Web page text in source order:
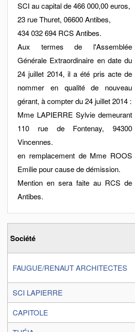
SCI au capital de 466 000,00 euros,
23 rue Thuret, 06600 Antibes,
434 032 694 RCS Antibes.
Aux termes de l'Assemblée
Générale Extraordinaire en date du
24 juillet 2014, il a été pris acte de
nommer en qualité de nouveau
gérant, à compter du 24 juillet 2014 :
Mme LAPIERRE Sylvie demeurant
110 rue de Fontenay, 94300
Vincennes.
en remplacement de Mme ROOS
Emilie pour cause de démission.
Mention en sera faite au RCS de
Antibes.
Société
FAUGUE/RENAUT ARCHITECTES
SCI LAPIERRE
CAPITOLE